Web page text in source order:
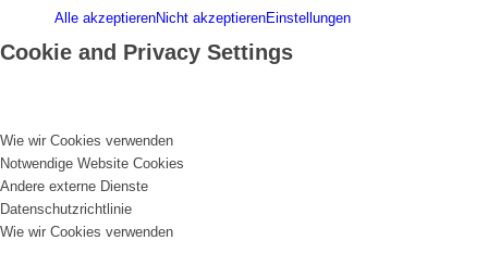
Alle akzeptierenNicht akzeptierenEinstellungen
Cookie and Privacy Settings
Wie wir Cookies verwenden
Notwendige Website Cookies
Andere externe Dienste
Datenschutzrichtlinie
Wie wir Cookies verwenden